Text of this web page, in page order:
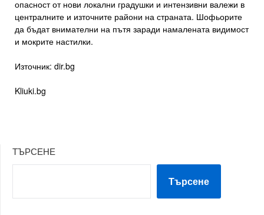
опасност от нови локални градушки и интензивни валежи в
централните и източните райони на страната. Шофьорите
да бъдат внимателни на пътя заради намалената видимост
и мокрите настилки.
Източник: dir.bg
Kliuki.bg
ТЪРСЕНЕ
Търсене